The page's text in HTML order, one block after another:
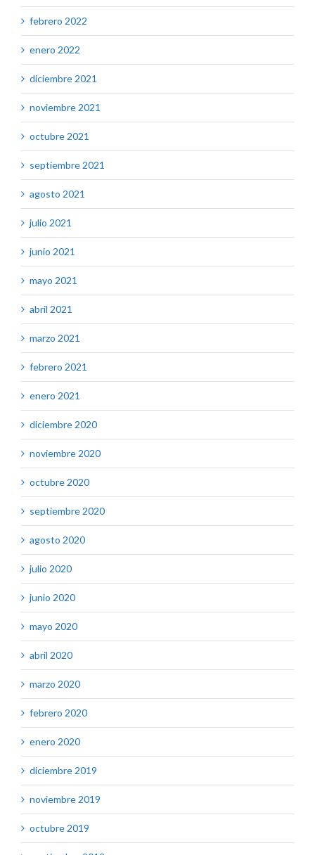
febrero 2022
enero 2022
diciembre 2021
noviembre 2021
octubre 2021
septiembre 2021
agosto 2021
julio 2021
junio 2021
mayo 2021
abril 2021
marzo 2021
febrero 2021
enero 2021
diciembre 2020
noviembre 2020
octubre 2020
septiembre 2020
agosto 2020
julio 2020
junio 2020
mayo 2020
abril 2020
marzo 2020
febrero 2020
enero 2020
diciembre 2019
noviembre 2019
octubre 2019